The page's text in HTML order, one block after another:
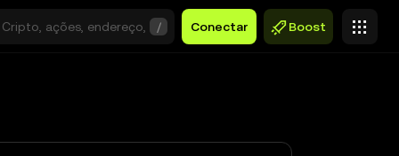
/ Conectar Boost